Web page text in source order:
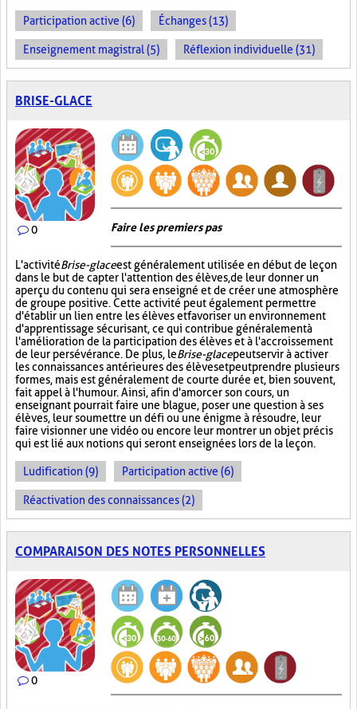
Participation active (6) Échanges (13)
Enseignement magistral (5) Réflexion individuelle (31)
BRISE-GLACE
0 Faire les premiers pas
L'activitéBrise-glaceest généralement utilisée en début de leçon
dans le but de capter l'attention des élèves, de leur donner un
aperçu du contenu qui sera enseigné et de créer une atmosphère
de groupe positive. Cette activité peut également permettre
d'établir un lien entre les élèves et favoriser un environnement
d'apprentissage sécurisant, ce qui contribue généralement à
l'amélioration de la participation des élèves et à l'accroissement
de leur persévérance. De plus, leBrise-glacepeut servir à activer
les connaissances antérieures des élèves et peut prendre plusieurs
formes, mais est généralement de courte durée et, bien souvent,
fait appel à l'humour. Ainsi, afin d'amorcer son cours, un
enseignant pourrait faire une blague, poser une question à ses
élèves, leur soumettre un défi ou une énigme à résoudre, leur
faire visionner une vidéo ou encore leur montrer un objet précis
qui est lié aux notions qui seront enseignées lors de la leçon.
Ludification (9) Participation active (6)
Réactivation des connaissances (2)
COMPARAISON DES NOTES PERSONNELLES
0